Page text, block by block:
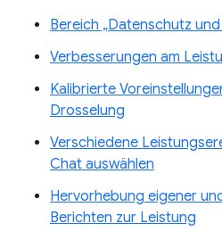
Bereich „Datenschutz
Verbesserungen am
Kalibrierte
Drosselung
Verschiedene
Chat auswählen
Hervorhebung eigener
Berichten zur Leistung